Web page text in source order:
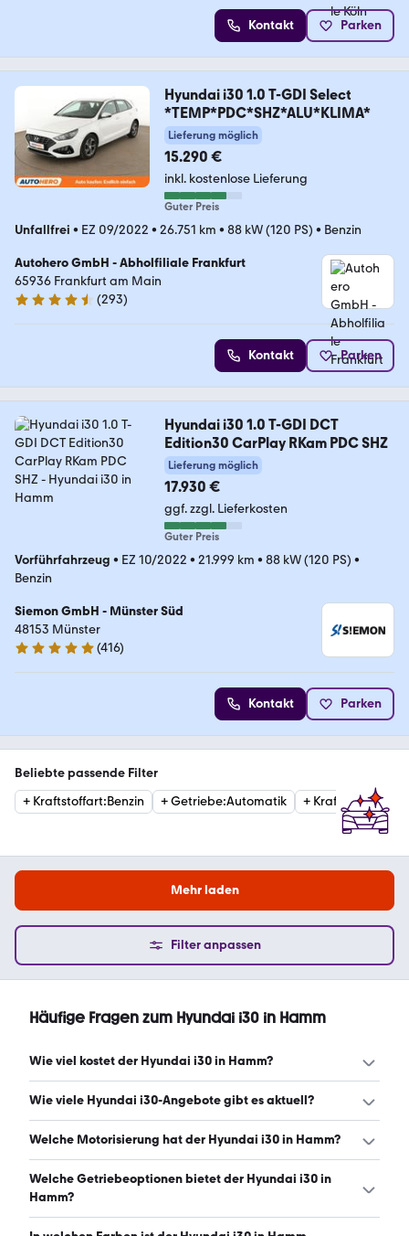
Kontakt Parken
Hyundai i30 1.0 T-GDI Select
*TEMP*PDC*SHZ*ALU*KLIMA*
Lieferung möglich
15.290 €
inkl. kostenlose Lieferung
Guter Preis
Unfallfrei • EZ 09/2022 • 26.751 km • 88 kW (120 PS) • Benzin
Autohero GmbH - Abholfiliale Frankfurt
65936 Frankfurt am Main
4.6 Sterne
(293)
Kontakt Parken
Hyundai i30 1.0 T-GDI DCT
Edition30 CarPlay RKam PDC SHZ
Lieferung möglich
17.930 €
ggf. zzgl. Lieferkosten
Guter Preis
Vorführfahrzeug • EZ 10/2022 • 21.999 km • 88 kW (120 PS) •
Benzin
Siemon GmbH - Münster Süd
48153 Münster
4.8 Sterne
(416)
Kontakt Parken
Beliebte passende Filter
+ Kraftstoffart:Benzin +Getriebe:Automatik + Kraftstoffart
Mehr laden
Filter anpassen
Häufige Fragen zum Hyundai i30 in Hamm
Wie viel kostet der Hyundai i30 in Hamm?
Ein guter Preis für einen Hyundai i30 in Hamm liegt
starten ab 210 € monatlich. (Stand: 9.8.2026)
Wie viele Hyundai i30-Angebote gibt es aktuell?
Es gibt insgesamt 87 Hyundai i30 bei mobile.de, davon 75
Welche Motorisierung hat der Hyundai i30 in Hamm?
Der Hyundai i30 in Hamm hat Leistungen zwischen 101
und 275 PS. (Stand: 9.8.2026)
Welche Getriebeoptionen bietet der Hyundai i30 in
Hamm?